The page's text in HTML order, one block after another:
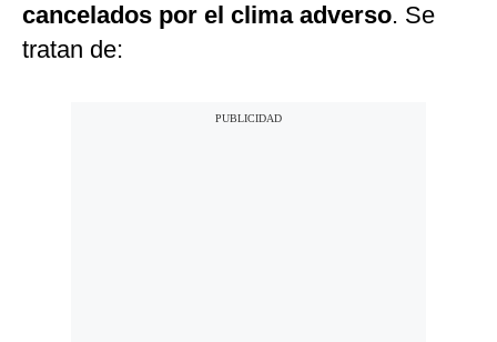
cancelados por el clima adverso. Se
tratan de: